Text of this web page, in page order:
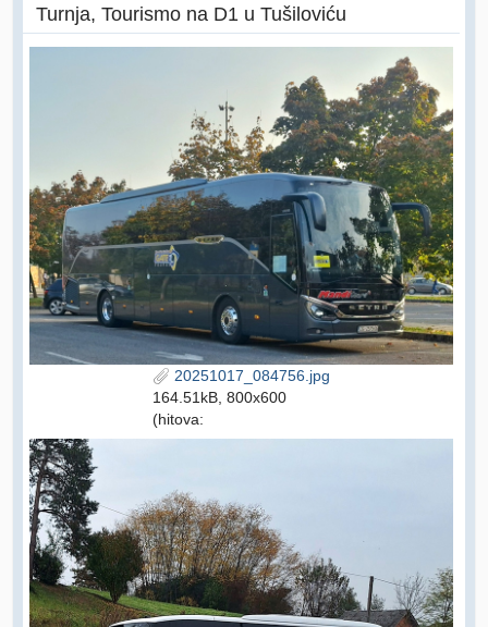
Turnja, Tourismo na D1 u Tušiloviću
20251017_084756.jpg
164.51kB, 800x600
(hitova: